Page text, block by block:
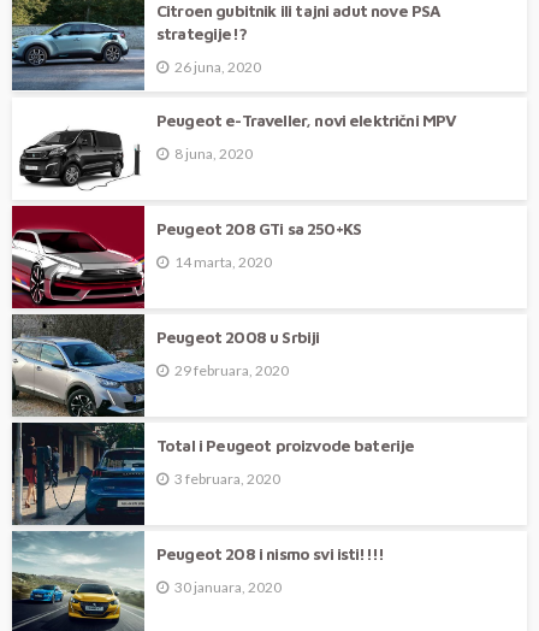
Citroen gubitnik ili tajni adut nove PSA
strategije!?
26 juna, 2020
Peugeot e-Traveller, novi električni MPV
8 juna, 2020
Peugeot 208 GTi sa 250+KS
14 marta, 2020
Peugeot 2008 u Srbiji
29 februara, 2020
Total i Peugeot proizvode baterije
3 februara, 2020
Peugeot 208 i nismo svi isti!!!!
30 januara, 2020